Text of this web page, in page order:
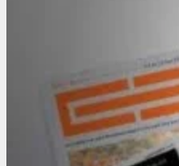
Social Collaboration: SAPs
1. April 2013
IT-Support im Bereich
Eine davon ist SAP.
Beitrag lesen